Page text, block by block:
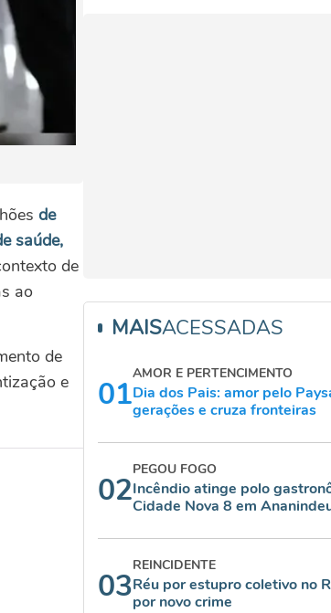
de
saúde,
de
ao
de
e
MAISACESSADAS
01
AMOR E PERTENCIMENTO
Dia dos Pais: amor pelo
gerações e cruza fronteiras
02
PEGOU FOGO
Incêndio atinge polo
Cidade Nova 8 em
03
REINCIDENTE
Réu por estupro coletivo no
por novo crime